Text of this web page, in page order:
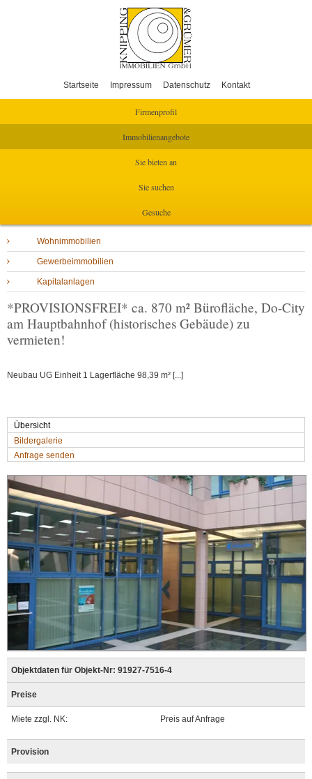
Startseite Impressum Datenschutz Kontakt
Firmenprofil
Immobilienangebote
Sie bieten an
Sie suchen
Gesuche
Wohnimmobilien
Gewerbeimmobilien
Kapitalanlagen
*PROVISIONSFREI* ca. 870 m² Bürofläche, Do-City
am Hauptbahnhof (historisches Gebäude) zu
vermieten!
Neubau UG Einheit 1 Lagerfläche 98,39 m² [...]
Übersicht
Bildergalerie
Anfrage senden
Objektdaten für Objekt-Nr: 91927-7516-4
Preise
Miete zzgl. NK: Preis auf Anfrage
Provision